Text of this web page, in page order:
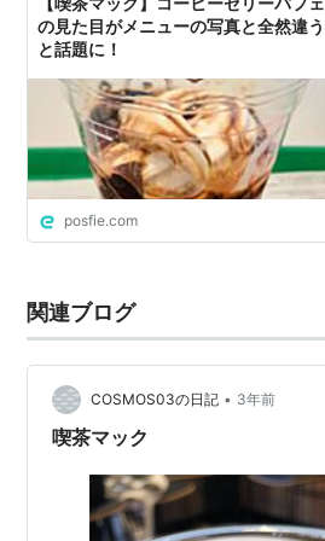
の見た目がメニューの写真と全然違う
と話題に！
posfie.com
関連ブログ
COSMOS03の日記 • 3年前
喫茶マック